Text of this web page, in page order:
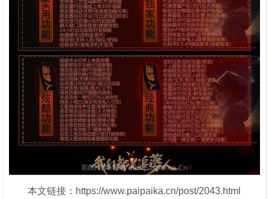
本文链接：https://www.paipaika.cn/post/2043.html